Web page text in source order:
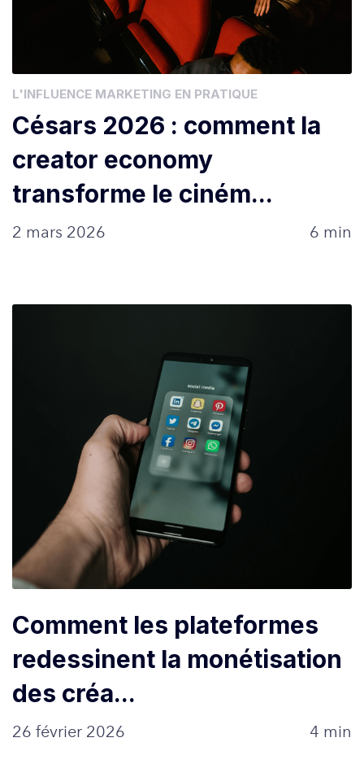
L'INFLUENCE MARKETING EN PRATIQUE
Césars 2026 : comment la
creator economy
transforme le ciném...
2 mars 2026 6 min
Comment les plateformes
redessinent la monétisation
des créa...
26 février 2026 4 min